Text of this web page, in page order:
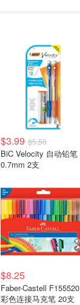
$3.99 $5.50
BiC Velocity 自动铅笔
0.7mm 2支
$8.25
Faber-Castell F155520
彩色连接马克笔 20支